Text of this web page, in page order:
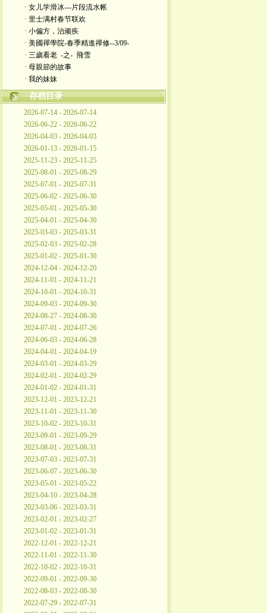
· 女儿学滑冰---片段流水帐
· 里士满村春节联欢
· 小偏方，治顽疾
· 美國禪學院-春季精進禪修--3/09-
· 三歲看老 -之- 飛雪
· 母親節的故事
· 我的妹妹
存档目录
2026-07-14 - 2026-07-14
2026-06-22 - 2026-06-22
2026-04-03 - 2026-04-03
2026-01-13 - 2026-01-15
2025-11-23 - 2025-11-25
2025-08-01 - 2025-08-29
2025-07-01 - 2025-07-31
2025-06-02 - 2025-06-30
2025-05-01 - 2025-05-30
2025-04-01 - 2025-04-30
2025-03-03 - 2025-03-31
2025-02-03 - 2025-02-28
2025-01-02 - 2025-01-30
2024-12-04 - 2024-12-20
2024-11-01 - 2024-11-21
2024-10-01 - 2024-10-31
2024-09-03 - 2024-09-30
2024-08-27 - 2024-08-30
2024-07-01 - 2024-07-26
2024-06-03 - 2024-06-28
2024-04-01 - 2024-04-19
2024-03-01 - 2024-03-29
2024-02-01 - 2024-02-29
2024-01-02 - 2024-01-31
2023-12-01 - 2023-12-21
2023-11-01 - 2023-11-30
2023-10-02 - 2023-10-31
2023-09-01 - 2023-09-29
2023-08-01 - 2023-08-31
2023-07-03 - 2023-07-31
2023-06-07 - 2023-06-30
2023-05-01 - 2023-05-22
2023-04-10 - 2023-04-28
2023-03-06 - 2023-03-31
2023-02-01 - 2023-02-27
2023-01-02 - 2023-01-31
2022-12-01 - 2022-12-21
2022-11-01 - 2022-11-30
2022-10-02 - 2022-10-31
2022-09-01 - 2022-09-30
2022-08-03 - 2022-08-30
2022-07-29 - 2022-07-31